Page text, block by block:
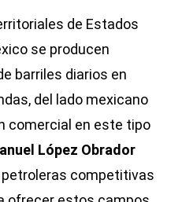
de Estados
se producen
barriles diarios en
del lado mexicano
comercial en este tipo
López Obrador
competitivas